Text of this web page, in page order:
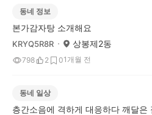
동네 정보
본가감자탕 소개해요
KRYQ5R8R 상봉제2동
798 2 01개월 전
동네 일상
층간소음에 격하게 대응하다 깨달은